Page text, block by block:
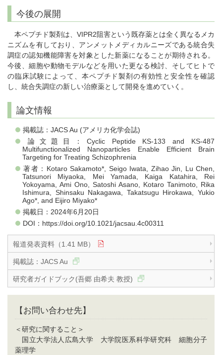
今後の展開
本ペプチド製剤は、VIPR2阻害という既存薬とは全く異なるメカ
ニズムを有しており、アンメットメディカルニーズである統合失
調症の認知機能障害を対象とした新薬になることが期待される。
今後、細胞や動物モデルなどを用いた更なる検討、そしてヒトで
の臨床試験によって、本ペプチド製剤の有効性と安全性を確認
し、統合失調症の新しい治療薬として開発を進めていく。
論文情報
掲載誌：JACS Au (アメリカ化学会誌)
論文題目：Cyclic Peptide KS-133 and KS-487
Multifunctionalized Nanoparticles Enable Efficient Brain
Targeting for Treating Schizophrenia
著者：Kotaro Sakamoto*, Seigo Iwata, Zihao Jin, Lu Chen,
Tatsunori Miyaoka, Mei Yamada, Kaiga Katahira, Rei
Yokoyama, Ami Ono, Satoshi Asano, Kotaro Tanimoto, Rika
Ishimura, Shinsaku Nakagawa, Takatsugu Hirokawa, Yukio
Ago*, and Eijiro Miyako*
掲載日：2024年6月20日
DOI：https://doi.org/10.1021/jacsau.4c00311
報道発表資料（1.41 MB）
掲載誌：JACS Au
研究者ガイドブック(吾郷 由希夫 教授)
【お問い合わせ先】
＜研究に関すること＞
国立大学法人広島大学 大学院医系科学研究科 細胞分子
薬理学